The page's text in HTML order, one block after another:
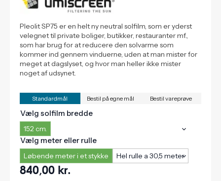
Pleolit SP75 er en helt ny neutral solfilm, som er yderst
velegnet til private boliger, butikker, restauranter mf.,
som har brug for at reducere den solvarme som
kommer ind gennem vinduerne, uden at man mister for
meget at dagslyset, og hvor man heller ikke mister
noget af udsynet.
Standardmål Bestil på egne mål Bestil vareprøve
Vælg solfilm bredde
152 cm.
Vælg meter eller rulle
Løbende meter i et stykke Hel rulle a 30,5 meter
840,00 kr.